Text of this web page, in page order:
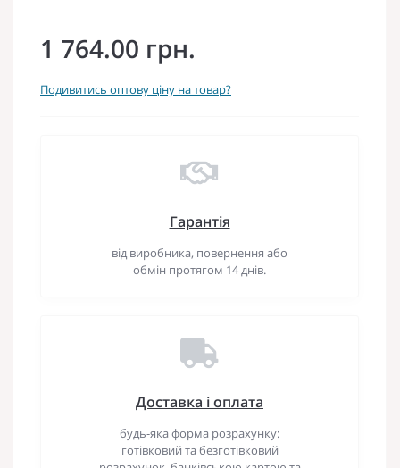
1 764.00 грн.
Подивитись оптову ціну на товар?
Гарантія
від виробника, повернення або
обмін протягом 14 днів.
Доставка і оплата
будь-яка форма розрахунку:
готівковий та безготівковий